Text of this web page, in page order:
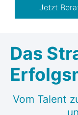
Jetzt
Das
Vom Talent